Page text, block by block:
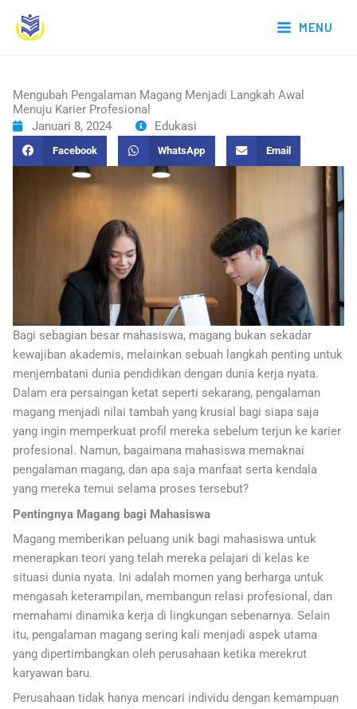
MENU
Mengubah Pengalaman Magang Menjadi Langkah Awal
Menuju Karier Profesional
Januari 8, 2024
Edukasi
Facebook WhatsApp Email
Bagi sebagian besar mahasiswa, magang bukan sekadar
kewajiban akademis, melainkan sebuah langkah penting untuk
menjembatani dunia pendidikan dengan dunia kerja nyata.
Dalam era persaingan ketat seperti sekarang, pengalaman
magang menjadi nilai tambah yang krusial bagi siapa saja
yang ingin memperkuat profil mereka sebelum terjun ke karier
profesional. Namun, bagaimana mahasiswa memaknai
pengalaman magang, dan apa saja manfaat serta kendala
yang mereka temui selama proses tersebut?
Pentingnya Magang bagi Mahasiswa
Magang memberikan peluang unik bagi mahasiswa untuk
menerapkan teori yang telah mereka pelajari di kelas ke
situasi dunia nyata. Ini adalah momen yang berharga untuk
mengasah keterampilan, membangun relasi profesional, dan
memahami dinamika kerja di lingkungan sebenarnya. Selain
itu, pengalaman magang sering kali menjadi aspek utama
yang dipertimbangkan oleh perusahaan ketika merekrut
karyawan baru.
Perusahaan tidak hanya mencari individu dengan kemampuan